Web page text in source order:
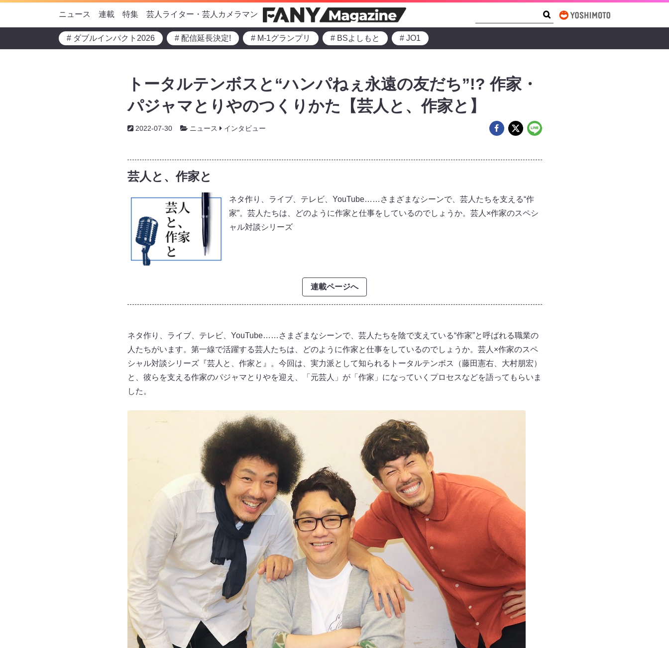
ニュース 連載 特集 芸人ライター・芸人カメラマン
# ダブルインパクト2026 # 配信延長決定! # M-1グランプリ # BSよしもと # JO1
トータルテンボスと“ハンパねぇ永遠の友だち”!? 作家・
パジャマとりやのつくりかた【芸人と、作家と】
2022-07-30 ニュース インタビュー
芸人と、作家と
ネタ作り、ライブ、テレビ、YouTube……さまざまなシーンで、芸人たちを支える“作
家”。芸人たちは、どのように作家と仕事をしているのでしょうか。芸人×作家のスペシ
ャル対談シリーズ
連載ページへ
ネタ作り、ライブ、テレビ、YouTube……さまざまなシーンで、芸人たちを陰で支えている“作家”と呼ばれる職業の
人たちがいます。第一線で活躍する芸人たちは、どのように作家と仕事をしているのでしょうか。芸人×作家のスペ
シャル対談シリーズ『芸人と、作家と』。今回は、実力派として知られるトータルテンボス（藤田憲右、大村朋宏）
と、彼らを支える作家のパジャマとりやを迎え、「元芸人」が「作家」になっていくプロセスなどを語ってもらいま
した。